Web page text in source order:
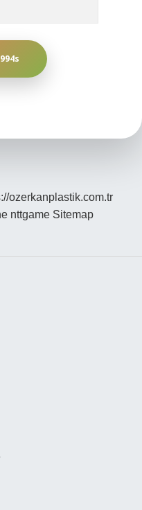
ozerkanplastik.com.tr
nttgame Sitemap